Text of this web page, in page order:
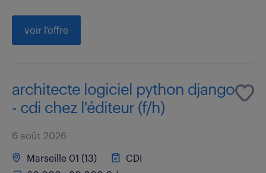
voir l'offre
architecte logiciel python django
- cdi chez l'éditeur (f/h)
6 août 2026
Marseille 01 (13)
CDI